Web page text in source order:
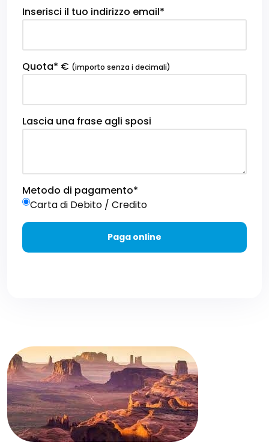
Inserisci il tuo indirizzo email*
Quota* € (importo senza i decimali)
Lascia una frase agli sposi
Metodo di pagamento*
Carta di Debito / Credito
Paga online